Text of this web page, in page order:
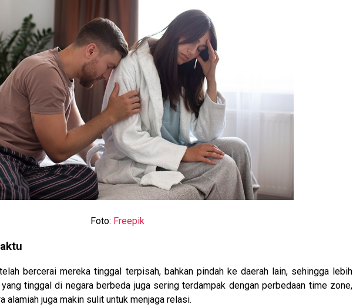
Foto: Freepik
bercerai mereka tinggal terpisah, bahkan pindah ke daerah lain, sehingga lebih
tinggal di negara berbeda juga sering terdampak dengan perbedaan time zone,
alamiah juga makin sulit untuk menjaga relasi.